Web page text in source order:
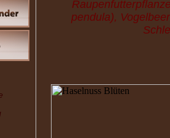
pendula),